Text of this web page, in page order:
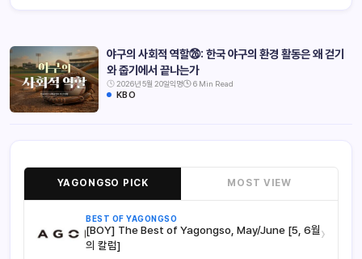
야구의 사회적 역할㉖: 한국 야구의 환경 활동은 왜 걷기
와 줍기에서 끝나는가
2026년 5월 20일익명 6 Min Read
KBO
YAGONGSO PICK MOST VIEW
BEST OF YAGONGSO
[BOY] The Best of Yagongso, May/June [5, 6월
의 칼럼]
›